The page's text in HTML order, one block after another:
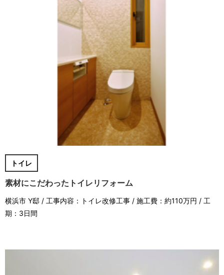
トイレ
素材にこだわったトイレリフォーム
横浜市 Y邸 / 工事内容：トイレ改修工事 / 施工費：約110万円 / 工
期：3日間